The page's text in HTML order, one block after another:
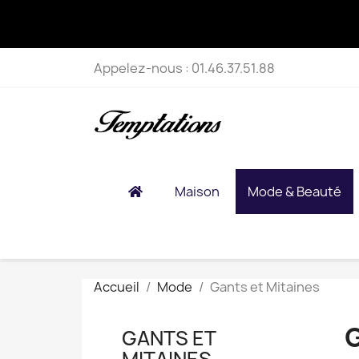
Appelez-nous : 01.46.37.51.88
Maison Mode & Beauté
Accueil Mode Gants et Mitaines
GANTS ET